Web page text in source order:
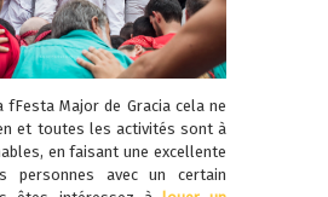
Major de Gracia cela ne
et toutes les activités sont à
en faisant une excellente
personnes avec un certain